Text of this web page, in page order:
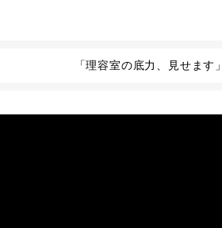
「理容室の底力、見せます」